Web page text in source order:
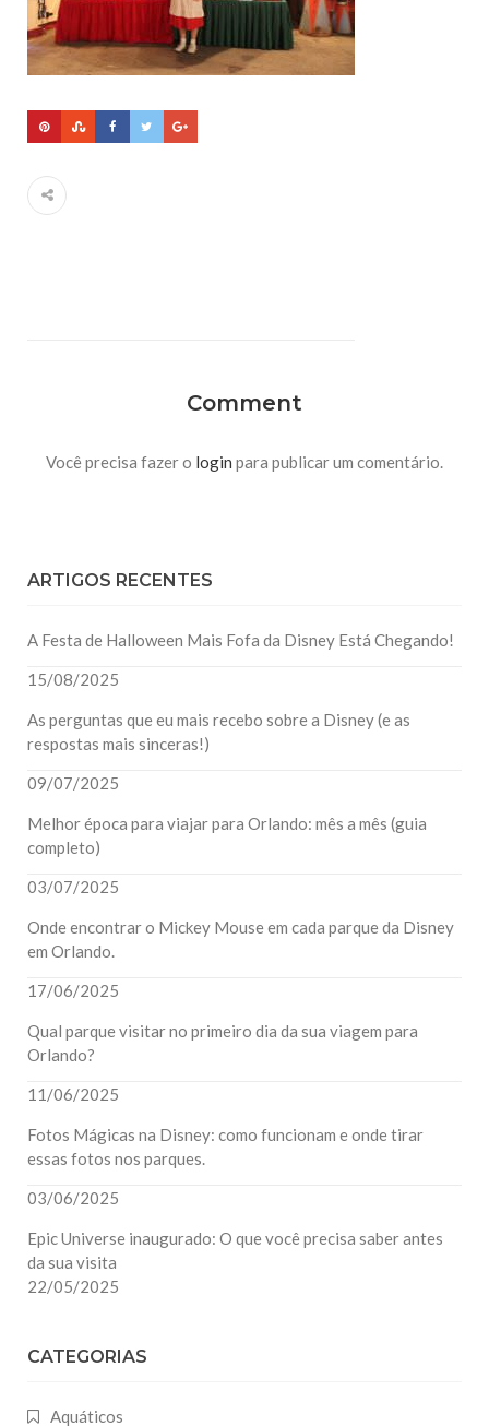
Comment
Você precisa fazer o login para publicar um comentário.
ARTIGOS RECENTES
A Festa de Halloween Mais Fofa da Disney Está Chegando!
15/08/2025
As perguntas que eu mais recebo sobre a Disney (e as
respostas mais sinceras!)
09/07/2025
Melhor época para viajar para Orlando: mês a mês (guia
completo)
03/07/2025
Onde encontrar o Mickey Mouse em cada parque da Disney
em Orlando.
17/06/2025
Qual parque visitar no primeiro dia da sua viagem para
Orlando?
11/06/2025
Fotos Mágicas na Disney: como funcionam e onde tirar
essas fotos nos parques.
03/06/2025
Epic Universe inaugurado: O que você precisa saber antes
da sua visita
22/05/2025
CATEGORIAS
Aquáticos